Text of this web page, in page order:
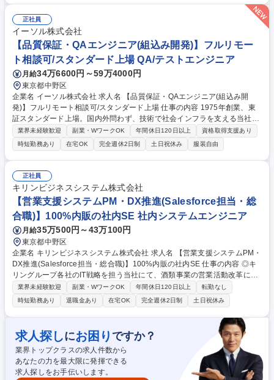
ど、知財の可能性を広げる多様なプロジェクトへの参画 ■組織全体の知財
戦略を統括し、複数部門を巻き込んだクロスファンクショナルなプロジェ
クトをリード ■チームメンバーの育成・マネジメントを通じた組織能力の
最大化 募集職種 【知財/管理職候補】知財戦略立案～実装/経営層や研究チ
ームと協働し事業を導く
正社員
イーソル株式会社
【品質保証・QAエンジニア(組込み開発)】フルリモー
ト相談可/スタンダード上場 QA/テストエンジニア
月給34万6600円～59万4000円
東京都中野区
企業名 イーソル株式会社 求人名 【品質保証・QAエンジニア(組込み開
発)】フルリモート相談可/スタンダード上場 仕事の内容 1975年創業、東
証スタンダード上場。国内外問わず、技術で社会インフラを支える当社に
おいて【品質保証・QAエンジニア(組み込み開発)】をお任せ。業界問わず
超大手メーカーとの取引が多く、基盤安定しております。 業界や技術分野
を問わず、多様なプロジェクトに横断的に関与でき、広い視野とスキルが
得られるポジションです。 【詳細】社内、社外のプロジェクト成果物を品
質保証チェックおよび妥当性検証などを行うポジションです。■開発プロ
ジェクトにおける品質保証活動■品質ゲート運営支援■不具合分析および再
発防止支援■開発成果物レビューおよび品質評価。 【取引先例】任天堂、
ソフトバンク、トヨタ自動車、日立、明治など 募集職種 【品質保証・QA
エンジニア(組込み開発)】フルリモート相談可/スタンダード上場
業界未経験歓迎 副業・WワークOK 年間休日120日以上
資格取得支援あり
時短勤務あり
在宅OK 完全週休2日制 土日祝休み 服装自由
正社員
キリンビジネスシステム株式会社
【営業支援システムPM・DX推進(Salesforce担当・総
合職)】100%内販の社内SE 社内システムエンジニア
月給35万500円～43万100円
東京都中野区
企業名 キリンビジネスシステム株式会社 求人名 【営業支援システムPM・
DX推進(Salesforce担当・総合職)】100%内販の社内SE 仕事の内容 ◎キ
リングループ各社のIT戦略を担う当社にて、酒類事業の営業活動改革に向
けたSalesforce周辺システムの設計・開発およびプロジェクトマネジメン
ト、運用保守業務を通じたDX推進をお任せします。 【具体的には】CGCl
oud導入プロジェクトに参画し、要件定義から移行対応まで主導いただき
ます。営業の日報管理やコールセンター業務の最適化を図り、組織知とし
てのナレッジ化を推進します。週1日の部門出社日以外はリモートワーク
を柔軟に活用でき、フルフレックス制によりワークライフバランスを保ち
ながら、グループ全体の営業活動をITの側面から支える中核メンバーとし
てご活躍いただけるポジションです。 募集職種 【営業支援システムPM・
DX推進(Salesforce担当・総合職)】100%内販の社内SE
業界未経験歓迎 副業・WワークOK 年間休日120日以上
転勤なし
時短勤務あり
退職金あり 在宅OK 完全週休2日制 土日祝休み
求人探しにお困り ですか？
業界トップクラスの求人件数から
あなたの力を最大限に発揮できる
求人探しをお手伝いします。